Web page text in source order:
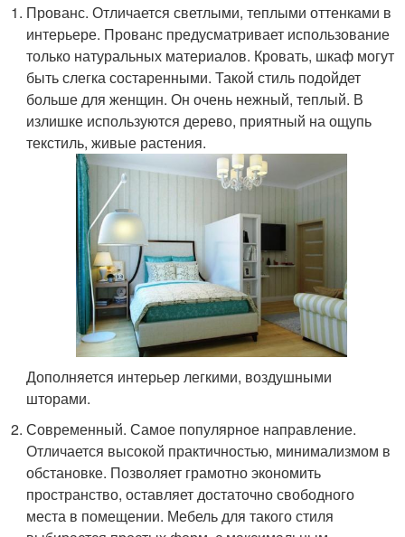
Прованс. Отличается светлыми, теплыми оттенками в
интерьере. Прованс предусматривает использование
только натуральных материалов. Кровать, шкаф могут
быть слегка состаренными. Такой стиль подойдет
больше для женщин. Он очень нежный, теплый. В
излишке используются дерево, приятный на ощупь
текстиль, живые растения.
Дополняется интерьер легкими, воздушными
шторами.
Современный. Самое популярное направление.
Отличается высокой практичностью, минимализмом в
обстановке. Позволяет грамотно экономить
пространство, оставляет достаточно свободного
места в помещении. Мебель для такого стиля